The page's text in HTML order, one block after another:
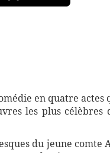
en quatre actes
les plus
du jeune comte